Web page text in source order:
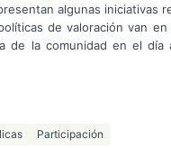
algunas iniciativas
de valoración van
de la comunidad en el
Participación